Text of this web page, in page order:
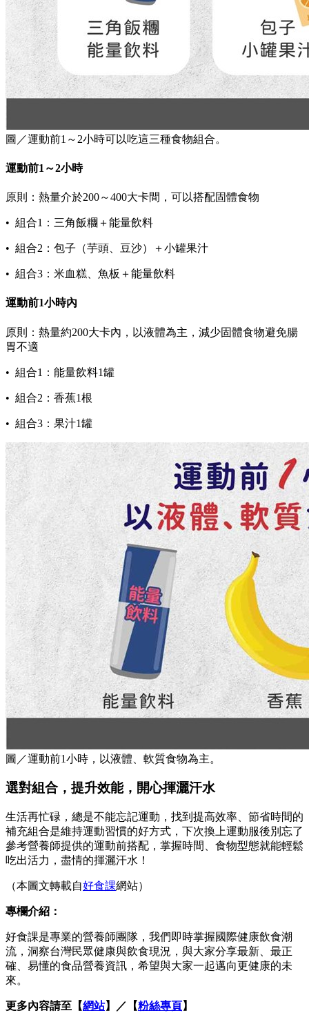
圖／運動前1～2小時可以吃這三種食物組合。
運動前1～2小時
原則：熱量介於200～400大卡間，可以搭配固體食物
• 組合1：三角飯糰＋能量飲料
• 組合2：包子（芋頭、豆沙）＋小罐果汁
• 組合3：米血糕、魚板＋能量飲料
運動前1小時內
原則：熱量約200大卡內，以液體為主，減少固體食物避免腸
胃不適
• 組合1：能量飲料1罐
• 組合2：香蕉1根
• 組合3：果汁1罐
圖／運動前1小時，以液體、軟質食物為主。
選對組合，提升效能，開心揮灑汗水
生活再忙碌，總是不能忘記運動，找到提高效率、節省時間的
補充組合是維持運動習慣的好方式，下次換上運動服後別忘了
參考營養師提供的運動前搭配，掌握時間、食物型態就能輕鬆
吃出活力，盡情的揮灑汗水！
（本圖文轉載自好食課網站）
專欄介紹：
好食課是專業的營養師團隊，我們即時掌握國際健康飲食潮
流，洞察台灣民眾健康與飲食現況，與大家分享最新、最正
確、易懂的食品營養資訊，希望與大家一起邁向更健康的未
來。
更多內容請至【網站】／【粉絲專頁】